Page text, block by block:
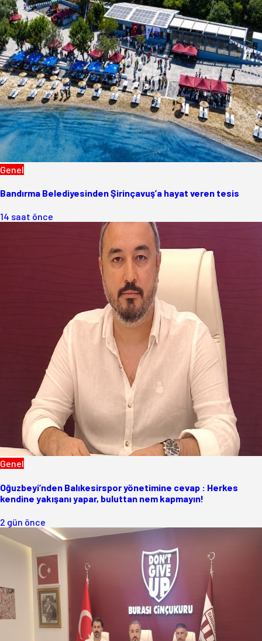
Genel
Bandırma Belediyesinden Şirinçavuş’a hayat veren tesis
14 saat önce
Genel
Oğuzbeyi’nden Balıkesirspor yönetimine cevap : Herkes
kendine yakışanı yapar, buluttan nem kapmayın!
2 gün önce